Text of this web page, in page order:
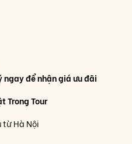
ngay để nhận giá ưu đãi
Trong Tour
Hà Nội